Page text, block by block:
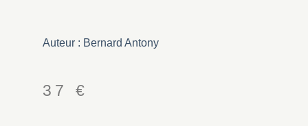
Auteur : Bernard Antony
37€